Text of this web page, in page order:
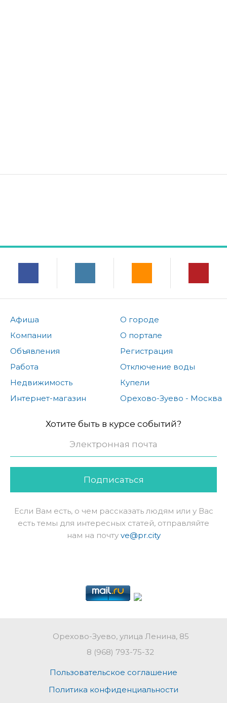
Афиша
Компании
Объявления
Работа
Недвижимость
Интернет-магазин
О городе
О портале
Регистрация
Отключение воды
Купели
Орехово-Зуево - Москва
Хотите быть в курсе событий?
Подписаться
Если Вам есть, о чем рассказать людям или у Вас
есть темы для интересных статей, отправляйте
нам на почту ve@pr.city
Орехово-Зуево, улица Ленина, 85
8 (968) 793-75-32
Пользовательское соглашение
Политика конфиденциальности